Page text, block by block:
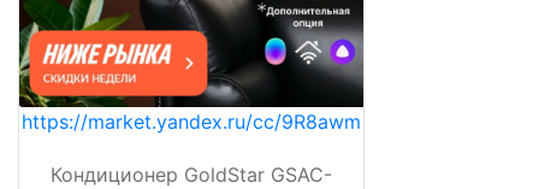
https://market.yandex.ru/cc/9R8awm
Кондиционер GoldStar GSAC-